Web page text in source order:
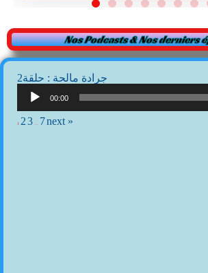
Nos Podcasts & Nos derniers
2جرادة مالحة : حلقة
00:00
1 23 7next »